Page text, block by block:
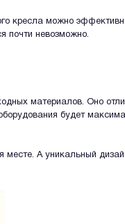
кресла можно
почти невозможно.
материалов. Оно
будет
А уникальный